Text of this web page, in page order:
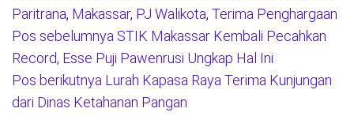
Paritrana, Makassar, PJ Walikota, Terima Penghargaan
Navigasi
pos
Pos sebelumnya STIK Makassar Kembali Pecahkan
Record, Esse Puji Pawenrusi Ungkap Hal Ini
Pos berikutnya Lurah Kapasa Raya Terima Kunjungan
dari Dinas Ketahanan Pangan